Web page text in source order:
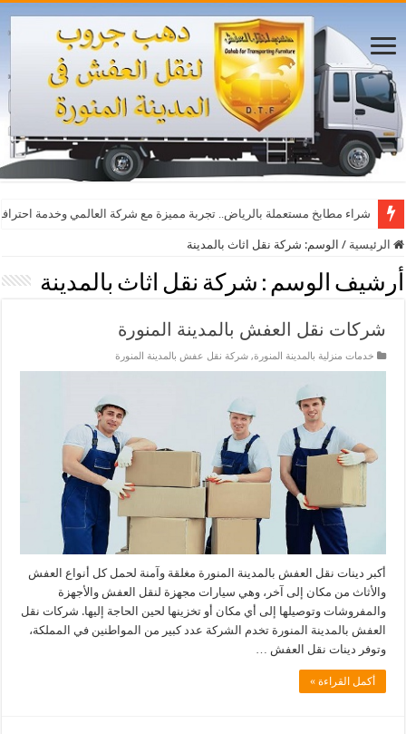
شراء مطابخ مستعملة بالرياض.. تجربة مميزة مع شركة العالمي وخدمة
الرئيسية / الوسم: شركة نقل اثاث بالمدينة
أرشيف الوسم : شركة نقل اثاث بالمدينة
شركات نقل العفش بالمدينة المنورة
خدمات منزلية بالمدينة المنورة,شركة نقل عفش بالمدينة المنورة
أكبر دينات نقل العفش بالمدينة المنورة مغلقة وآمنة لحمل كل أنواع العفش
والأثاث من مكان إلى آخر، وهي سيارات مجهزة لنقل العفش والأجهزة
والمفروشات وتوصيلها إلى أي مكان أو تخزينها لحين الحاجة إليها. شركات نقل
العفش بالمدينة المنورة تخدم الشركة عدد كبير من المواطنين في المملكة،
وتوفر دينات نقل العفش …
أكمل القراءة »